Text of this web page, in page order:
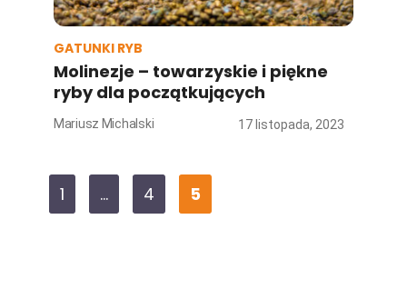
GATUNKI RYB
Molinezje – towarzyskie i piękne
ryby dla początkujących
Mariusz Michalski 17 listopada, 2023
Page
1 … Page
4 Page
5